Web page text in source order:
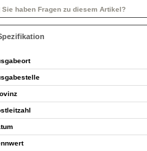
Sie haben Fragen zu diesem Artikel?